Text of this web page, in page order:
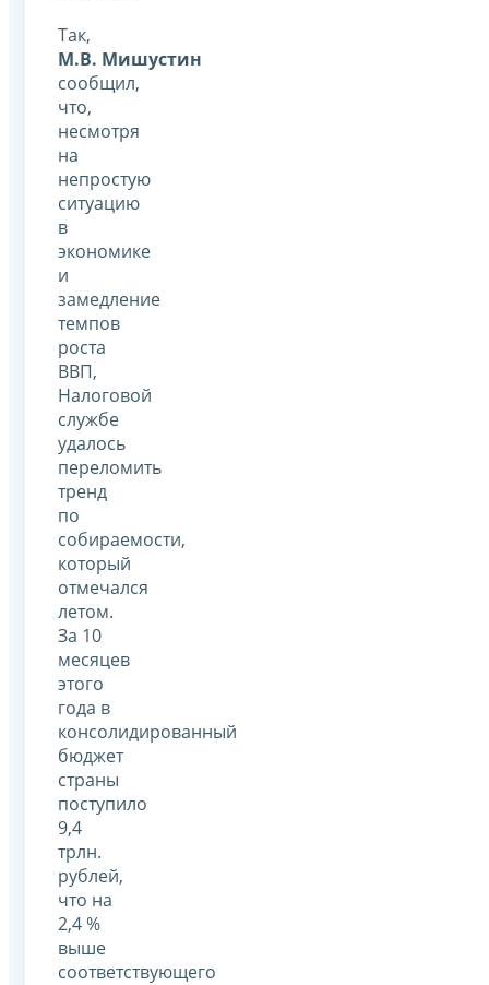
Так,
М.В. Мишустин
сообщил,
что,
несмотря
на
непростую
ситуацию
в
экономике
и
замедление
темпов
роста
ВВП,
Налоговой
службе
удалось
переломить
тренд
по
собираемости,
который
отмечался
летом.
За 10
месяцев
этого
года в
консолидированный
бюджет
страны
поступило
9,4
трлн.
рублей,
что на
2,4 %
выше
соответствующего